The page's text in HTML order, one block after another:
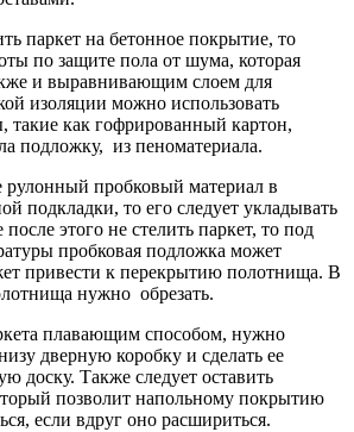
паркет на бетонное покрытие, то
по защите пола от шума, которая
и выравнивающим слоем для
изоляции можно использовать
такие как гофрированный картон,
подложку, из пеноматериала.
рулонный пробковый материал в
подкладки, то его следует укладывать
этого не стелить паркет, то под
пробковая подложка может
привести к перекрытию полотнища. В
нужно обрезать.
плавающим способом, нужно
дверную коробку и сделать ее
доску. Также следует оставить
позволит напольному покрытию
если вдруг оно расшириться.